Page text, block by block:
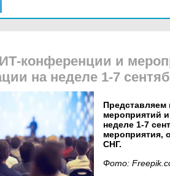
конференции и
на неделе 1-7
мероприятий
неделе 1-7
мероприятия,
СНГ.
Фото: